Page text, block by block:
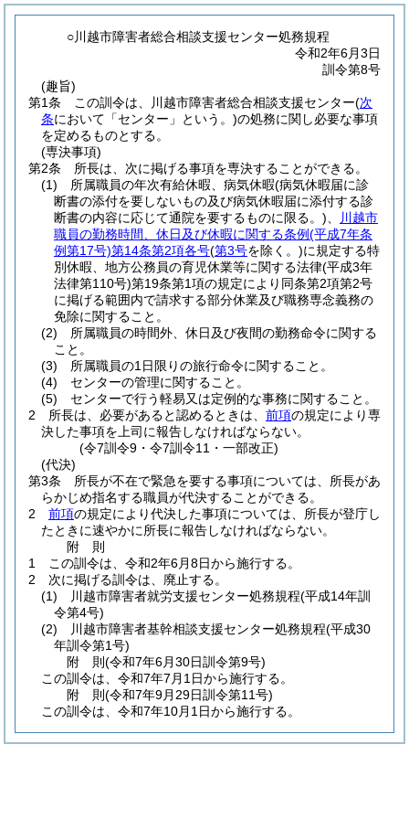
○川越市障害者総合相談支援センター処務規程
令和2年6月3日
訓令第8号
(趣旨)
第1条
この訓令は、川越市障害者総合相談支援センター(次
条において「センター」という。)の処務に関し必要な事項
を定めるものとする。
(専決事項)
第2条
所長は、次に掲げる事項を専決することができる。
(1)
所属職員の年次有給休暇、病気休暇(病気休暇届に診
断書の添付を要しないもの及び病気休暇届に添付する診
断書の内容に応じて通院を要するものに限る。)
川越市
職員の勤務時間、休日及び休暇に関する条例(平成7年条
例第17号)第14条第2項各号(第3号を除く。)に規定する特
別休暇、地方公務員の育児休業等に関する法律(平成3年
法律第110号)第19条第1項の規定により同条第2項第2号
に掲げる範囲内で請求する部分休業及び職務専念義務の
免除に関すること。
(2)
所属職員の時間外、休日及び夜間の勤務命令に関する
こと。
(3)
所属職員の1日限りの旅行命令に関すること。
(4)
センターの管理に関すること。
(5)
センターで行う軽易又は定例的な事務に関すること。
2
所長は、必要があると認めるときは、 前項の規定により専
決した事項を上司に報告しなければならない。
(令7訓令9・令7訓令11・一部改正)
(代決)
第3条
所長が不在で緊急を要する事項については、所長があ
らかじめ指名する職員が代決することができる。
2
前項の規定により代決した事項については、所長が登庁し
たときに速やかに所長に報告しなければならない。
附 則
1
この訓令は、令和2年6月8日から施行する。
2
次に掲げる訓令は、廃止する。
(1)
川越市障害者就労支援センター処務規程(平成14年訓
令第4号)
(2)
川越市障害者基幹相談支援センター処務規程(平成30
年訓令第1号)
附 則(令和7年6月30日訓令第9号)
この訓令は、令和7年7月1日から施行する。
附 則(令和7年9月29日訓令第11号)
この訓令は、令和7年10月1日から施行する。